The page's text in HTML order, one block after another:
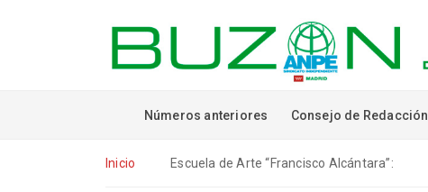
Números anteriores Consejo de Redacción
Inicio Escuela de Arte “Francisco Alcántara”: